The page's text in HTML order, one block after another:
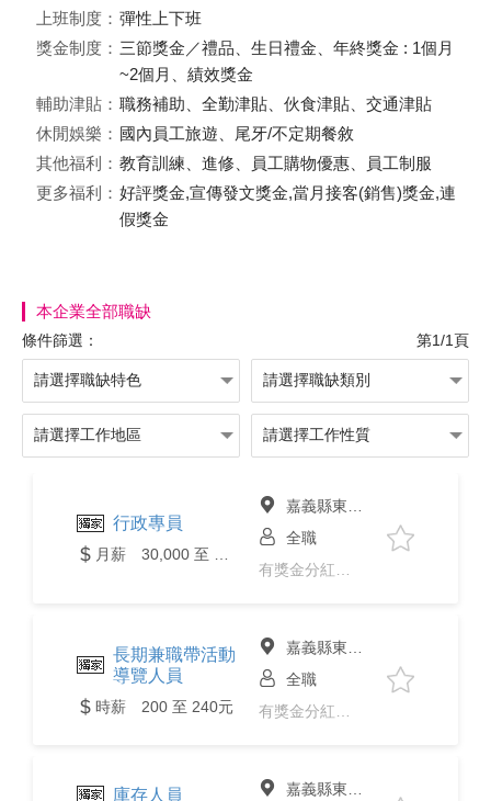
上班制度： 彈性上下班
獎金制度： 三節獎金／禮品、生日禮金、年終獎金 : 1個月
~2個月、績效獎金
輔助津貼： 職務補助、全勤津貼、伙食津貼、交通津貼
休閒娛樂： 國內員工旅遊、尾牙/不定期餐敘
其他福利： 教育訓練、進修、員工購物優惠、員工制服
更多福利： 好評獎金,宣傳發文獎金,當月接客(銷售)獎金,連
假獎金
本企業全部職缺
條件篩選： 第1/1頁
行政專員
月薪 30,000 至 40,000元
嘉義縣東石鄉
全職
有獎金分紅、年終獎金、免經驗
長期兼職帶活動
導覽人員
時薪 200 至 240元
嘉義縣東石鄉
全職
有獎金分紅、免經驗、二度就業
庫存人員
嘉義縣東石鄉